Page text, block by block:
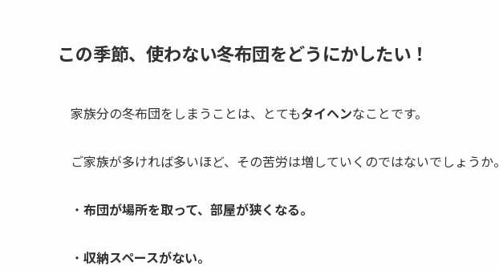
この季節、使わない冬布団をどうにかしたい！
家族分の冬布団をしまうことは、とてもタイヘンなことです。
ご家族が多ければ多いほど、その苦労は増していくのではないでしょうか。
・ 布団が場所を取って、部屋が狭くなる。
・ 収納スペースがない。